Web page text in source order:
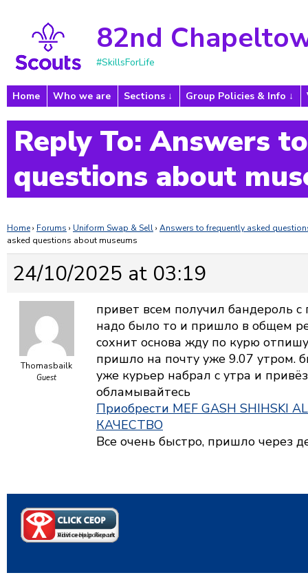
82nd
#SkillsForLife
Home Who we are Sections Group Policies & Info
Reply To: Answers
questions about
Home› Forums › Uniform Swap & Sell› Answers to frequently asked
asked questions about museums
24/10/2025 at 03:19
Thomasbailk
Guest
привет всем получил бандероль
надо было то и пришло в общем
сохнит основа жду по курю
пришло на почту уже 9.07 утром.
уже курьер набрал с утра и
обламывайтесь
Приобрести MEF GASH SHIHSKI
КАЧЕСТВО
Все очень быстро, пришло через